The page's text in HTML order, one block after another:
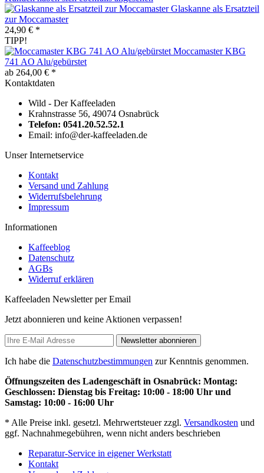
Glaskanne als Ersatzteil
zur Moccamaster
24,90 € *
TIPP!
Moccamaster KBG
741 AO Alu/gebürstet
ab 264,00 € *
Kontaktdaten
Wild - Der Kaffeeladen
Krahnstrasse 56, 49074 Osnabrück
Telefon: 0541.20.52.52.1
Email: info@der-kaffeeladen.de
Unser Internetservice
Kontakt
Versand und Zahlung
Widerrufsbelehrung
Impressum
Informationen
Kaffeeblog
Datenschutz
AGBs
Widerruf erklären
Kaffeeladen Newsletter per Email
Jetzt abonnieren und keine Aktionen verpassen!
Newsletter abonnieren
Ich habe die Datenschutzbestimmungen zur Kenntnis genommen.
Öffnungszeiten des Ladengeschäft in Osnabrück: Montag:
Geschlossen: Dienstag bis Freitag: 10:00 - 18:00 Uhr und
Samstag: 10:00 - 16:00 Uhr
* Alle Preise inkl. gesetzl. Mehrwertsteuer zzgl. Versandkosten und
ggf. Nachnahmegebühren, wenn nicht anders beschrieben
Reparatur-Service in eigener Werkstatt
Kontakt